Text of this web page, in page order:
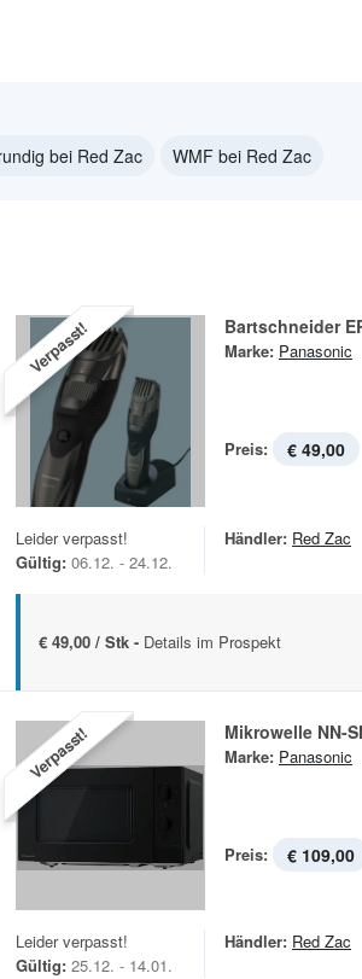
bei Red Zac WMF bei Red Zac
Verpasst! Bartschneider
Marke: Panasonic
Preis: € 49,00
Leider verpasst!
Gültig: 06.12. - 24.12.
Händler: Red Zac
€ 49,00 / Stk - Details im Prospekt
Verpasst! Mikrowelle NN-
Marke: Panasonic
Preis: € 109,00
Leider verpasst!
Gültig: 25.12. - 14.01.
Händler: Red Zac